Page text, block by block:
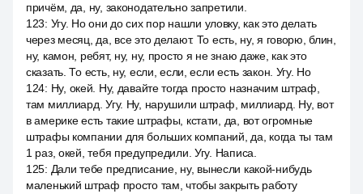
причём, да, ну, законодательно запретили.
123: Угу. Но они до сих пор нашли уловку, как это делать
через месяц, да, все это делают. То есть, ну, я говорю, блин,
ну, камон, ребят, ну, ну, просто я не знаю даже, как это
сказать. То есть, ну, если, если, если есть закон. Угу. Но
124: Ну, окей. Ну, давайте тогда просто назначим штраф,
там миллиард. Угу. Ну, нарушили штраф, миллиард. Ну, вот
в америке есть такие штрафы, кстати, да, вот огромные
штрафы компании для больших компаний, да, когда ты там
1 раз, окей, тебя предупредили. Угу. Написа.
125: Дали тебе предписание, ну, вынесли какой-нибудь
маленький штраф просто там, чтобы закрыть работу